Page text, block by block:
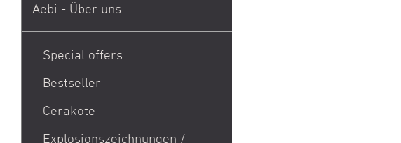
Aebi - Über uns
Special offers
Bestseller
1911
Cerakote